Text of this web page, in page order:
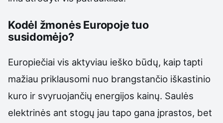
Kodėl žmonės Europoje tuo
susidomėjo?
Europiečiai vis aktyviau ieško būdų, kaip tapti
mažiau priklausomi nuo brangstančio iškastinio
kuro ir svyruojančių energijos kainų. Saulės
elektrinės ant stogų jau tapo gana įprastos, bet